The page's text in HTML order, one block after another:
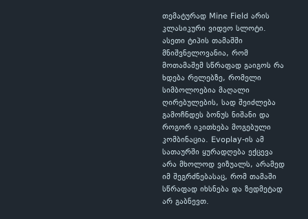
თემატურად Mine Field არის
კლასიკური ვიდეო სლოტი.
ასეთი ტიპის თამაშში
მნიშვნელოვანია, რომ
მოთამაშემ სწრაფად გაიგოს რა
ხდება რელებზე, რომელი
სიმბოლოებია მაღალი
ღირებულების, სად შეიძლება
გამოჩნდეს ბონუს ნიშანი და
როგორ იკითხება მოგებული
კომბინაცია. Evoplay-ის ამ
სათაურში ყურადღება ექცევა
არა მხოლოდ ვიზუალს, არამედ
იმ შეგრძნებასაც, რომ თამაში
სწრაფად იხსნება და ზედმეტად
არ გაბნევთ.